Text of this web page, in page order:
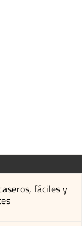
fáciles y